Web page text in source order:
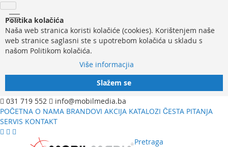
Politika kolačića
Naša web stranica koristi kolačiće (cookies). Korištenjem naše
web stranice saglasni ste s upotrebom kolačića u skladu s
našom Politikom kolačića.
Više informacjia
Slažem se
031 719 552
info@mobilmedia.ba
POČETNA O NAMA BRANDOVI AKCIJA KATALOZI ČESTA PITANJA
SERVIS KONTAKT
Pretraga